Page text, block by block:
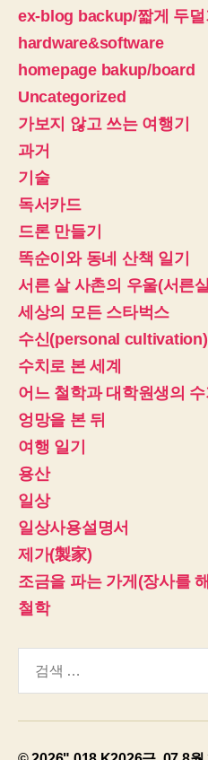
ex-blog backup/짧게 두덜
hardware&software
homepage bakup/board
Uncategorized
가보지 않고 쓰는 여행기
과거
기술
독서카드
드론 만들기
똑순이와 동네 산책 일기
서른 살 사촌의 우울(서른
세상의 모든 스타벅스
수신(personal cultivation)
수치로 본 세계
어느 철학과 대학원생의 수
엉망을 본 뒤
여행 일기
용산
일상
일상사용설명서
제가(製家)
조금을 파는 가게(장사를
철학